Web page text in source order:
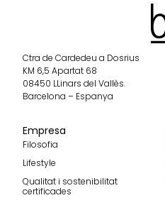
Ctra de Cardedeu a Dosrius
KM 6,5 Apartat 68
08450 LLinars del Vallès.
Barcelona – Espanya
Empresa
Filosofia
Lifestyle
Qualitat i sostenibilitat
certificades